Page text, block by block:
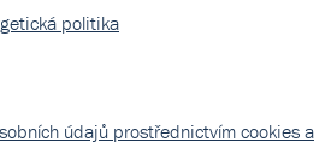
politika
údajů prostřednictvím cookies a